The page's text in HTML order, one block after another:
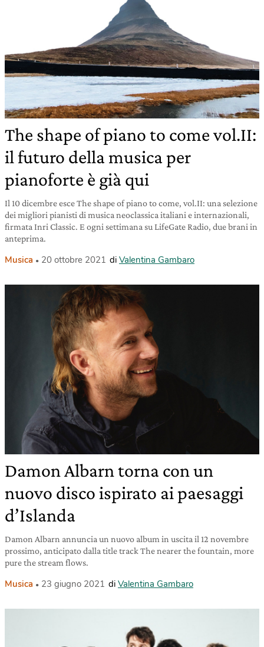
The shape of piano to come vol.II:
il futuro della musica per
pianoforte è già qui
Il 10 dicembre esce The shape of piano to come, vol.II: una selezione
dei migliori pianisti di musica neoclassica italiani e internazionali,
firmata Inri Classic. E ogni settimana su LifeGate Radio, due brani in
anteprima.
Musica 20 ottobre 2021 di Valentina Gambaro
Damon Albarn torna con un
nuovo disco ispirato ai paesaggi
d’Islanda
Damon Albarn annuncia un nuovo album in uscita il 12 novembre
prossimo, anticipato dalla title track The nearer the fountain, more
pure the stream flows.
Musica 23 giugno 2021 di Valentina Gambaro